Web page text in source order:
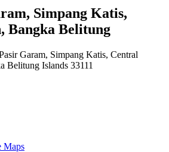
Simpang Katis,
Bangka Belitung
Garam, Simpang Katis, Central
Belitung Islands 33111
Maps